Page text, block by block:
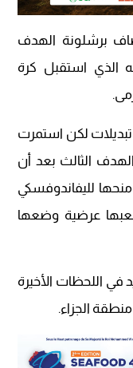
برشلونة الهدف
الذي استقبل كرة
تبديلات لكن استمرت
الثالث بعد أن
لليفاندوفسكي
لعبها عرضية وضعها
في اللحظات الأخيرة
الجزاء.